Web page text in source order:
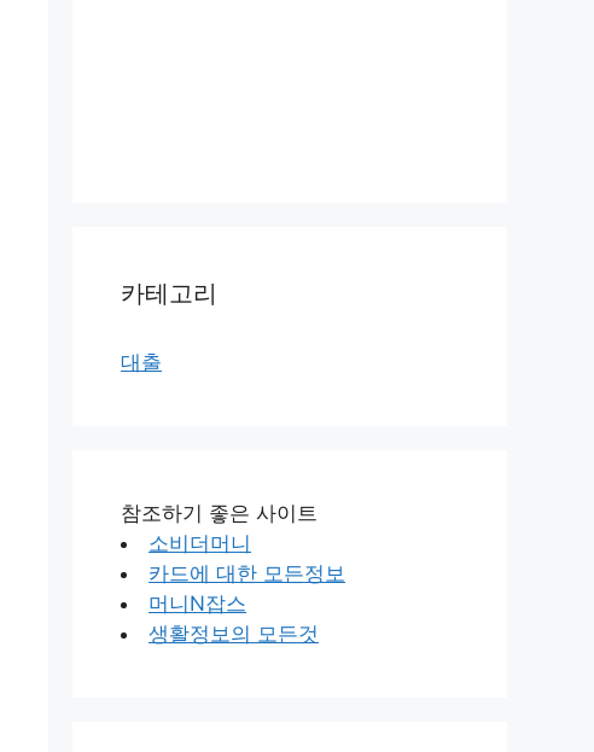
카테고리
대출
참조하기 좋은 사이트
소비더머니
카드에 대한 모든정보
머니N잡스
생활정보의 모든것